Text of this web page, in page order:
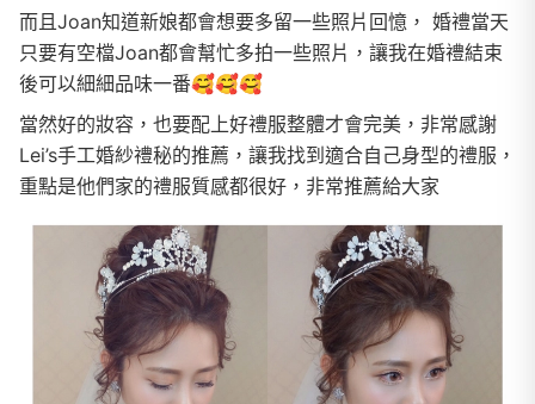
而且Joan知道新娘都會想要多留一些照片回憶， 婚禮當天
只要有空檔Joan都會幫忙多拍一些照片，讓我在婚禮結束
後可以細細品味一番🥰🥰🥰
當然好的妝容，也要配上好禮服整體才會完美，非常感謝
Lei’s手工婚紗禮秘的推薦，讓我找到適合自己身型的禮服，
重點是他們家的禮服質感都很好，非常推薦給大家